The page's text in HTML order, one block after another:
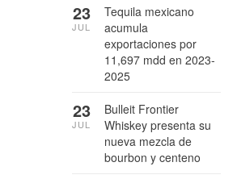
Tequila mexicano
acumula
exportaciones por
11,697 mdd en 2023-
2025
23
JUL
Bulleit Frontier
Whiskey presenta su
nueva mezcla de
bourbon y centeno
23
JUL